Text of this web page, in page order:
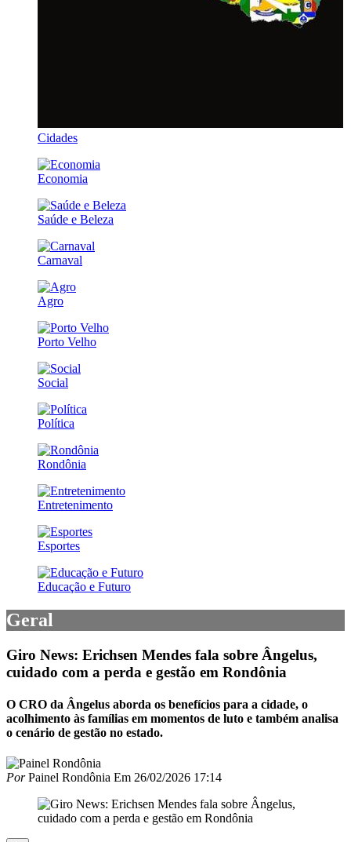
Cidades
Economia
Saúde e Beleza
Carnaval
Agro
Porto Velho
Social
Política
Rondônia
Entretenimento
Esportes
Educação e Futuro
Geral
Giro News: Erichsen Mendes fala sobre Ângelus,
cuidado com a perda e gestão em Rondônia
O CRO da Ângelus aborda os benefícios para a cidade, o
acolhimento às famílias em momentos de luto e também analisa
o cenário de gestão no estado.
PorPainel Rondônia Em 26/02/2026 17:14